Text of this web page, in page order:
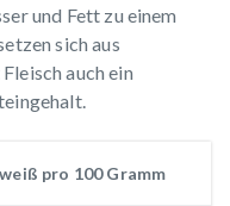
und Fett zu einem
sich aus
auch ein
pro 100 Gramm